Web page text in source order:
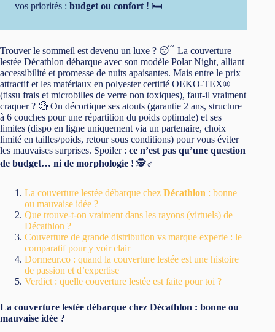
vos priorités : budget ou confort ! 🛏️
Trouver le sommeil est devenu un luxe ? 😴 La couverture
lestée Décathlon débarque avec son modèle Polar Night, alliant
accessibilité et promesse de nuits apaisantes. Mais entre le prix
attractif et les matériaux en polyester certifié OEKO-TEX®
(tissu frais et microbilles de verre non toxiques), faut-il vraiment
craquer ? 🧐 On décortique ses atouts (garantie 2 ans, structure
à 6 couches pour une répartition du poids optimale) et ses
limites (dispo en ligne uniquement via un partenaire, choix
limité en tailles/poids, retour sous conditions) pour vous éviter
les mauvaises surprises. Spoiler : ce n’est pas qu’une question
de budget… ni de morphologie ! 🕵️♂️
La couverture lestée débarque chez Décathlon : bonne
ou mauvaise idée ?
Que trouve-t-on vraiment dans les rayons (virtuels) de
Décathlon ?
Couverture de grande distribution vs marque experte : le
comparatif pour y voir clair
Dormeur.co : quand la couverture lestée est une histoire
de passion et d’expertise
Verdict : quelle couverture lestée est faite pour toi ?
La couverture lestée débarque chez Décathlon : bonne ou
mauvaise idée ?